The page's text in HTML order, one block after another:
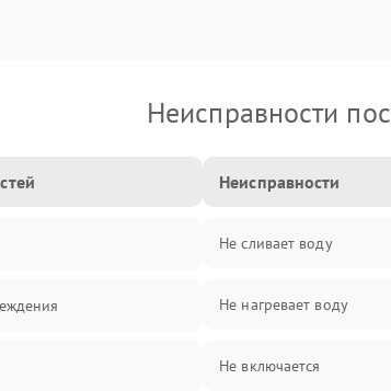
Неисправности
Неисправности
Не сливает воду
Не нагревает воду
Не включается